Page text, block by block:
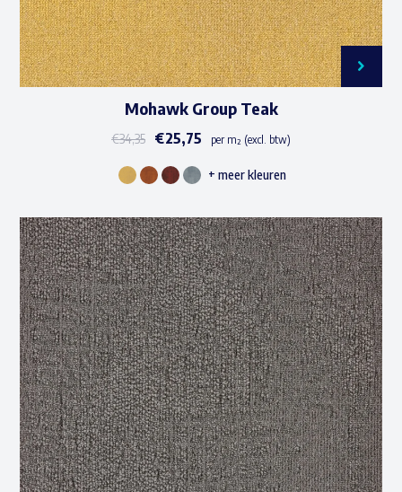
Mohawk Group Teak
€34,35 €25,75 per m² (excl. btw)
heeft
meerdere
variaties.
Deze
optie
kan
gekozen
worden
op
de
productpagina
+ meer kleuren